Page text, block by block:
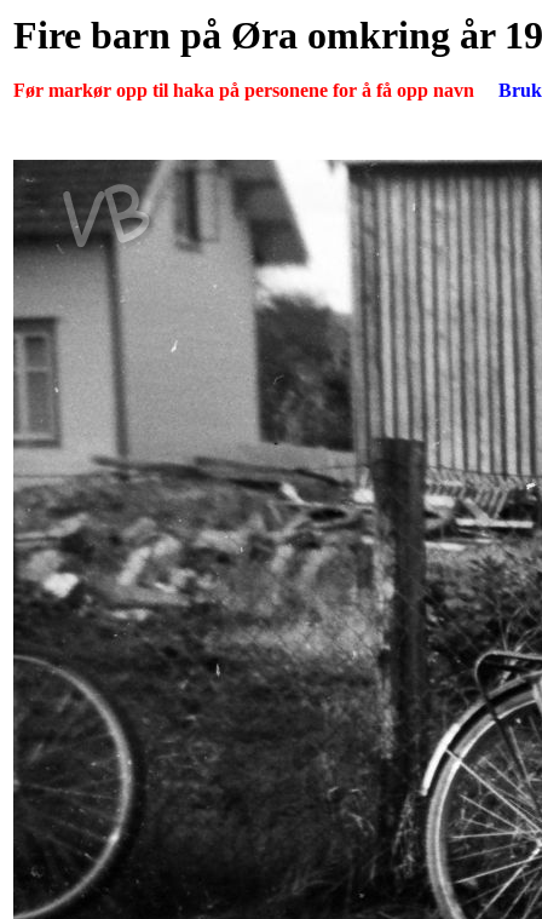
Fire barn på Øra omkring år
Før markør opp til haka på personene for å få opp navn Bruk